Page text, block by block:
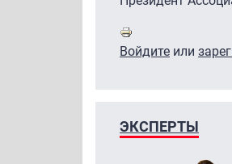
Войдите или
ЭКСПЕРТЫ